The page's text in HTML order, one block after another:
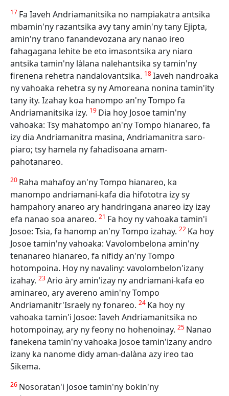
17 Fa Iaveh Andriamanitsika no nampiakatra antsika
mbamin'ny razantsika avy tany amin'ny tany Ejipta,
amin'ny trano fanandevozana ary nanao ireo
fahagagana lehite be eto imasontsika ary niaro
antsika tamin'ny làlana nalehantsika sy tamin'ny
firenena rehetra nandalovantsika. 18Iaveh nandroaka
ny vahoaka rehetra sy ny Amoreana nonina tamin'ity
tany ity. Izahay koa hanompo an'ny Tompo fa
Andriamanitsika izy. 19 Dia hoy Josoe tamin'ny
vahoaka: Tsy mahatompo an'ny Tompo hianareo, fa
izy dia Andriamanitra masina, Andriamanitra saro-
piaro; tsy hamela ny fahadisoana amam-
pahotanareo.
20 Raha mahafoy an'ny Tompo hianareo, ka
manompo andriamani-kafa dia hifototra izy sy
hampahory anareo ary handringana anareo izy izay
efa nanao soa anareo. 21 Fa hoy ny vahoaka tamin'i
Josoe: Tsia, fa hanomp an'ny Tompo izahay. 22 Ka hoy
Josoe tamin'ny vahoaka: Vavolombelona amin'ny
tenanareo hianareo, fa nifidy an'ny Tompo
hotompoina. Hoy ny navaliny: vavolombelon'izany
izahay. 23Ario àry amin'izay ny andriamani-kafa eo
aminareo, ary avereno amin'ny Tompo
Andriamanitr'Israely ny fonareo. 24 Ka hoy ny
vahoaka tamin'i Josoe: Iaveh Andriamanitsika no
hotompoinay, ary ny feony no hohenoinay. 25 Nanao
fanekena tamin'ny vahoaka Josoe tamin'izany andro
izany ka nanome didy aman-dalàna azy ireo tao
Sikema.
26 Nosoratan'i Josoe tamin'ny bokin'ny